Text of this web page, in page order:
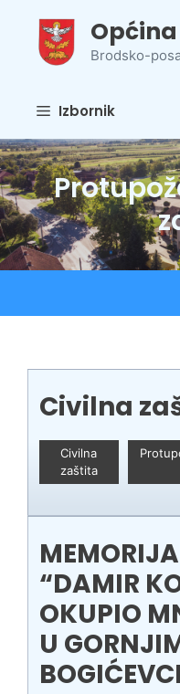
sadržaj
Brodsko-
Izbornik
Civilna
Civilna
zaštita
“DAMIR
OKUPIO
U